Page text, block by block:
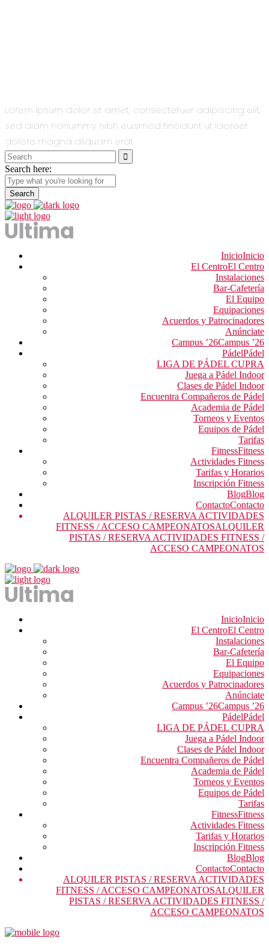
Lorem ipsum dolor sit amet, consectetuer adipiscing elit,
sed diam nonummy nibh euismod tincidunt ut laoreet
dolore magna aliquam erat
Search
for:
Search here:
InicioInicio
El CentroEl Centro
Instalaciones
Bar-Cafetería
El Equipo
Equipaciones
Acuerdos y Patrocinadores
Anúnciate
Campus ’26Campus ’26
PádelPádel
LIGA DE PÁDEL CUPRA
Juega a Pádel Indoor
Clases de Pádel Indoor
Encuentra Compañeros de Pádel
Academia de Pádel
Torneos y Eventos
Equipos de Pádel
Tarifas
FitnessFitness
Actividades Fitness
Tarifas y Horarios
Inscripción Fitness
BlogBlog
ContactoContacto
ALQUILER PISTAS / RESERVA ACTIVIDADES
FITNESS / ACCESO CAMPEONATOSALQUILER
PISTAS / RESERVA ACTIVIDADES FITNESS /
ACCESO CAMPEONATOS
InicioInicio
El CentroEl Centro
Instalaciones
Bar-Cafetería
El Equipo
Equipaciones
Acuerdos y Patrocinadores
Anúnciate
Campus ’26Campus ’26
PádelPádel
LIGA DE PÁDEL CUPRA
Juega a Pádel Indoor
Clases de Pádel Indoor
Encuentra Compañeros de Pádel
Academia de Pádel
Torneos y Eventos
Equipos de Pádel
Tarifas
FitnessFitness
Actividades Fitness
Tarifas y Horarios
Inscripción Fitness
BlogBlog
ContactoContacto
ALQUILER PISTAS / RESERVA ACTIVIDADES
FITNESS / ACCESO CAMPEONATOSALQUILER
PISTAS / RESERVA ACTIVIDADES FITNESS /
ACCESO CAMPEONATOS